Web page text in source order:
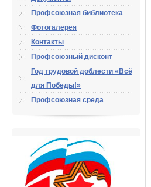
Профсоюзная библиотека
Фотогалерея
Контакты
Профсоюзный дисконт
Год трудовой доблести «Всё
для Победы!»
Профсоюзная среда